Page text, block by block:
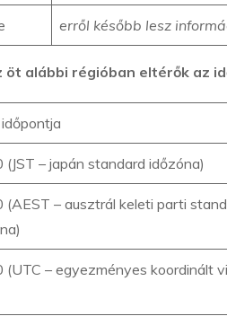
erről később lesz
alábbi régióban eltérők az
(JST – japán standard időzóna)
(AEST – ausztrál keleti parti
(UTC – egyezményes koordinált